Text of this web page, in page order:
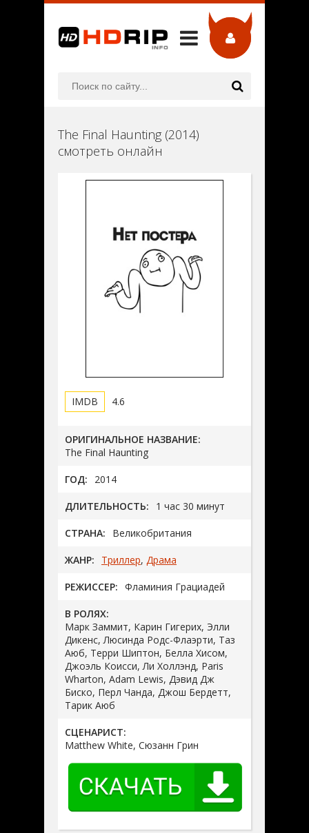
The Final Haunting (2014)
смотреть онлайн
4.6
ОРИГИНАЛЬНОЕ НАЗВАНИЕ:
The Final Haunting
ГОД: 2014
ДЛИТЕЛЬНОСТЬ: 1 час 30 минут
СТРАНА: Великобритания
ЖАНР: Триллер, Драма
РЕЖИССЕР: Фламиния Грациадей
В РОЛЯХ:
Марк Заммит, Карин Гигерих, Элли
Дикенс, Люсинда Родс-Флаэрти, Таз
Аюб, Терри Шиптон, Белла Хисом,
Джоэль Коисси, Ли Холлэнд, Paris
Wharton, Adam Lewis, Дэвид Дж
Биско, Перл Чанда, Джош Бердетт,
Тарик Аюб
СЦЕНАРИСТ:
Matthew White, Сюзанн Грин